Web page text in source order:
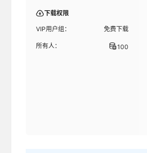
下载权限
VIP用户组： 免费下载
所有人： 100